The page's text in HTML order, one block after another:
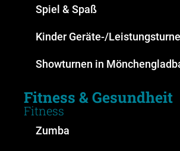
Spiel & Spaß
Kinder Geräte-/
Showturnen in
Fitness & Gesundheit
Fitness
Zumba